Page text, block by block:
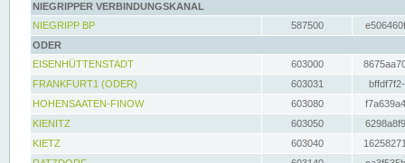
NIEGRIPPER VERBINDUNGSKANAL
NIEGRIPP BP
587500
ODER
EISENHÜTTENSTADT
603000
FRANKFURT1 (ODER)
603031
HOHENSAATEN-FINOW
603080
KIENITZ
603050
KIETZ
603040